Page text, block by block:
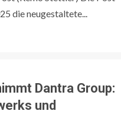
die neugestaltete...
Dantra Group:
und